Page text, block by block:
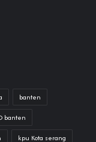
banten
banten
kpu Kota serang